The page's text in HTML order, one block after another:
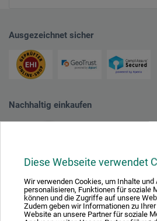
Diese Webseite verwendet
Wir verwenden Cookies, um Inhalte und
personalisieren, Funktionen für soziale
können und die Zugriffe auf unsere
Zudem geben wir Informationen zu
Website an unsere Partner für soziale
Ausgezeichnet sicher
Nachhaltig einkaufen
Mit diesem Logo möchten wir zeigen, dass wir
Duales System Deutschland GmbH sind und